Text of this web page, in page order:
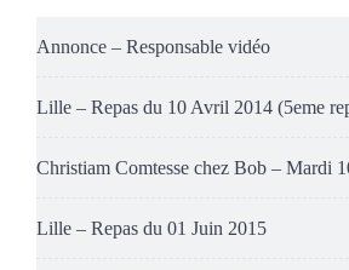
Annonce – Responsable vidéo
Lille – Repas du 10 Avril 2014 (5eme
Christiam Comtesse chez Bob – Mardi
Lille – Repas du 01 Juin 2015